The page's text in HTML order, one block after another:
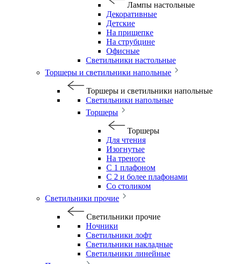
Лампы настольные
Декоративные
Детские
На прищепке
На струбцине
Офисные
Светильники настольные
Торшеры и светильники напольные
Торшеры и светильники напольные
Светильники напольные
Торшеры
Торшеры
Для чтения
Изогнутые
На треноге
С 1 плафоном
С 2 и более плафонами
Со столиком
Светильники прочие
Светильники прочие
Ночники
Светильники лофт
Светильники накладные
Светильники линейные